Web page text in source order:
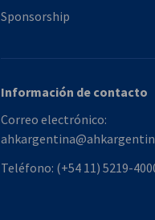
Sponsorship
Información de contacto
Correo electrónico:
Teléfono: (+54 11) 5219-